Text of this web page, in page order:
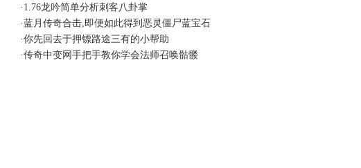
· 1.76龙吟简单分析刺客八卦掌
·蓝月传奇合击,即便如此得到恶灵僵尸蓝宝石
·你先回去于押镖路途三有的小帮助
·传奇中变网手把手教你学会法师召唤骷髅